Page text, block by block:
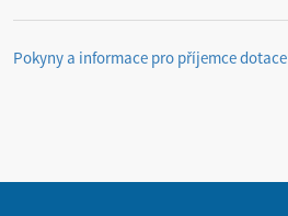
Pokyny a informace pro příjemce dotace